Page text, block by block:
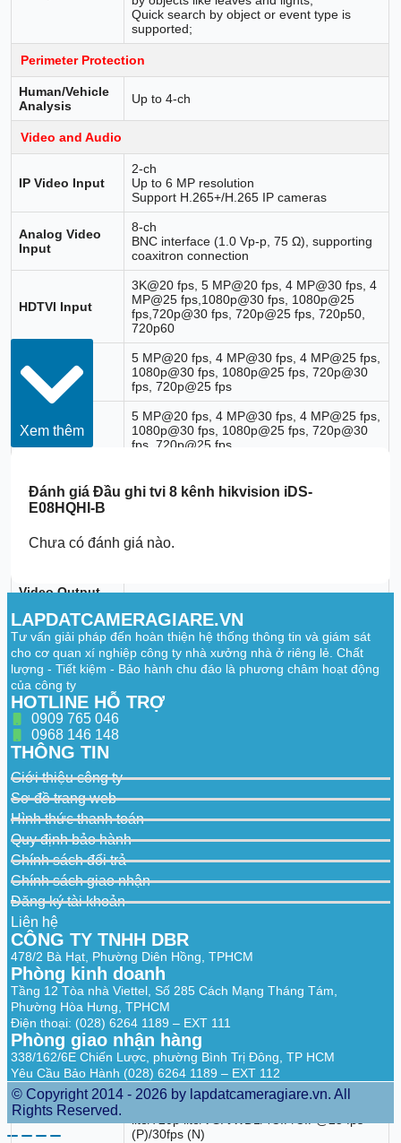
Quick search by object or event type is
supported;
Perimeter Protection
Human/Vehicle
Analysis
Up to 4-ch
Video and Audio
IP Video Input
2-ch
Up to 6 MP resolution
Support H.265+/H.265 IP cameras
Analog Video
Input
8-ch
BNC interface (1.0 Vp-p, 75 Ω), supporting
coaxitron connection
HDTVI Input
3K@20 fps, 5 MP@20 fps, 4 MP@30 fps, 4
MP@25 fps,1080p@30 fps, 1080p@25
fps,720p@30 fps, 720p@25 fps, 720p50,
720p60
AHD Input
5 MP@20 fps, 4 MP@30 fps, 4 MP@25 fps,
1080p@30 fps, 1080p@25 fps, 720p@30
fps, 720p@25 fps
HDCVI Input
5 MP@20 fps, 4 MP@30 fps, 4 MP@25 fps,
1080p@30 fps, 1080p@25 fps, 720p@30
fps, 720p@25 fps
HDMI Output
1-ch, 1920 × 1080/60 Hz, 1280 × 1024/60
Video Output
Audio Input 8-ch via coaxial cable
Audio Output 1-ch via HDMI
Synchronous
Playback
4-ch
Recording
Video
Compression
H.265 Pro/H.265
Encoding
Resolution
When 1080p Lite mode is not enabled:
/WD1/4CIF;
When 1080p Lite mode is enabled:
5MP/3KLite/4MPLite/1080p
Lite/720p/WD1/4CIF;
Frame Rate
When 1080p lite mode not enabled:
For 5MP stream access:
3K/5MPLITE @12FPS；4 MP lite@15 fps;
1080p lite/720p/WD1/4CIF/VGA/CIF@25
fps (P)/30 fps (N)
For 1080p stream access:
1080p/720p@15 fps;
VGA/WD1/4CIF/CIF@25 fps (P)/30 fps (N)
For 720p stream access:
720p/VGA/WD1/4CIF/CIF@25 fps (P)/30
fps (N)
When 1080p Lite mode enabled:
5MP/3K lite/ 4 MP lite/3 MP@15 fps; 1080p
lite/720p lite/VGA/WD1/4CIF/CIF@25 fps
(P)/30fps (N)
Xem thêm
Đánh giáĐầu ghi tvi 8 kênh hikvision iDS-
E08HQHI-B
Chưa có đánh giá nào.
LAPDATCAMERAGIARE.VN
Tư vấn giải pháp đến hoàn thiện hệ thống thông tin và giám sát
cho cơ quan xí nghiệp công ty nhà xưởng nhà ở riêng lẻ. Chất
lượng - Tiết kiệm - Bảo hành chu đáo là phương châm hoạt động
của công ty
HOTLINE HỖ TRỢ
0909 765 046
0968 146 148
THÔNG TIN
Giới thiệu công ty
Sơ đồ trang web
Hình thức thanh toán
Quy định bảo hành
Chính sách đổi trả
Chính sách giao nhận
Đăng ký tài khoản
Liên hệ
CÔNG TY TNHH DBR
478/2 Bà Hạt, Phường Diên Hồng, TPHCM
Phòng kinh doanh
Tầng 12 Tòa nhà Viettel, Số 285 Cách Mạng Tháng Tám,
Phường Hòa Hưng, TPHCM
Điện thoại: (028) 6264 1189 – EXT 111
Phòng giao nhận hàng
338/162/6E Chiến Lược, phường Bình Trị Đông, TP HCM
Yêu Cầu Bảo Hành (028) 6264 1189 – EXT 112
© Copyright 2014 - 2026 by lapdatcameragiare.vn. All
Rights Reserved.